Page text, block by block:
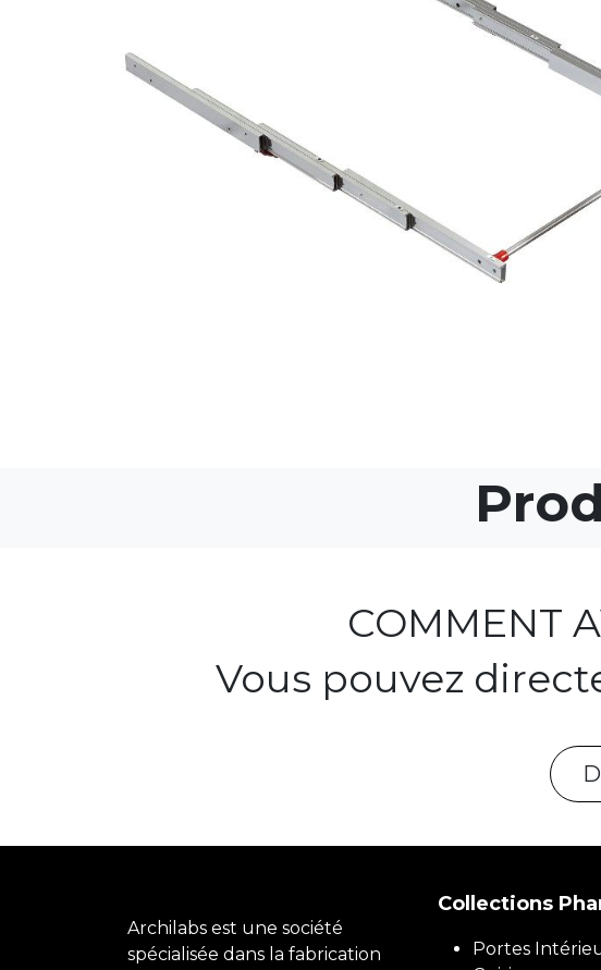
COMMENT
Vous pouvez
Archilabs est une société
spécialisée dans la fabrication
Collections
Portes